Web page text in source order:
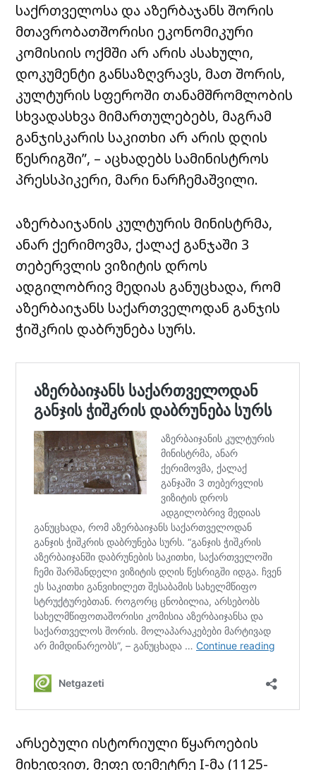
საქრთველოსა და აზერბაჯანს შორის
მთავრობათშორისი ეკონომიკური
კომისიის ოქმში არ არის ასახული,
დოკუმენტი განსაზღვრავს, მათ შორის,
კულტურის სფეროში თანამშრომლობის
სხვადასხვა მიმართულებებს, მაგრამ
განჯისკარის საკითხი არ არის დღის
წესრიგში”, – აცხადებს სამინისტროს
პრესსპიკერი, მარი ნარჩემაშვილი.
აზერბაიჯანის კულტურის მინისტრმა,
ანარ ქერიმოვმა, ქალაქ განჯაში 3
თებერვლის ვიზიტის დროს
ადგილობრივ მედიას განუცხადა, რომ
აზერბაიჯანს საქართველოდან განჯის
ჭიშკრის დაბრუნება სურს.
არსებული ისტორიული წყაროების
მიხედვით, მეფე დემეტრე I-მა (1125-